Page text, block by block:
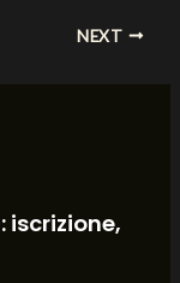
NEXT
iscrizione,